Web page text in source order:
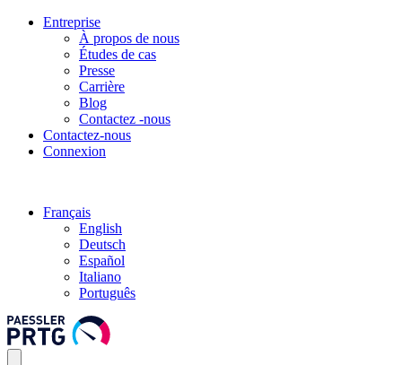
Entreprise
À propos de nous
Études de cas
Presse
Carrière
Blog
Contactez -nous
Contactez-nous
Connexion
Français
English
Deutsch
Español
Italiano
Português